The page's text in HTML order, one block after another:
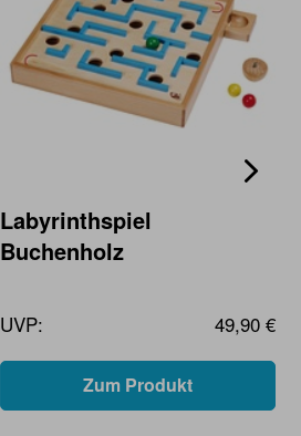
Labyrinthspiel
Buchenholz
UVP: 49,90 €
Zum Produkt